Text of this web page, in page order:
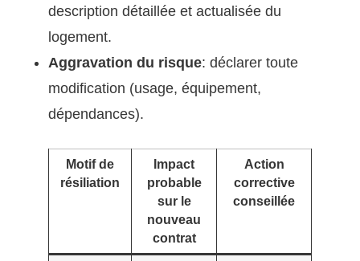
description détaillée et actualisée du
logement.
Aggravation du risque: déclarer toute
modification (usage, équipement,
dépendances).
Motif de
résiliation
Impact
probable
sur le
nouveau
contrat
Action
corrective
conseillée